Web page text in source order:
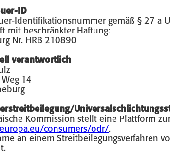
ID
Identifikationsnummer gemäß § 27 a
mit beschränkter Haftung:
Nr. HRB 210890
verantwortlich
14
Kommission stellt eine Plattform
consumers/odr/.
an einem Streitbeilegungsverfahren